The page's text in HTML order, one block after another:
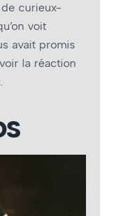
curieux-
voit
avait promis
la réaction